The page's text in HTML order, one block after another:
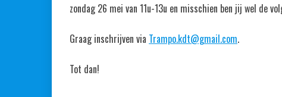
zondag 26 mei van 11u-13u en misschien ben jij wel de
Graag inschrijven via Trampo.kdt@gmail.com.
Tot dan!